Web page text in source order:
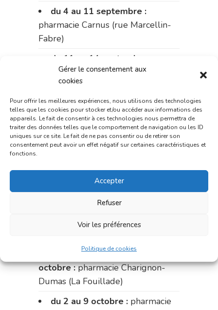
Gérer le consentement aux
cookies
Pour offrir les meilleures expériences, nous utilisons des technologies
telles que les cookies pour stocker et/ou accéder aux informations des
appareils. Le fait de consentir à ces technologies nous permettra de
traiter des données telles que le comportement de navigation ou les ID
uniques sur ce site. Le fait de ne pas consentir ou de retirer son
consentement peut avoir un effet négatif sur certaines caractéristiques et
fonctions.
Accepter
Refuser
Voir les préférences
Politique de cookies
du 4 au 11 septembre :
pharmacie Carnus (rue Marcellin-
Fabre)
du 11 au 14 septembre :
pharmacie Dupont (place de la
République)
Le 14 septembre :pharmacie
Charignon-Dumas (La Fouillade)
du 14 au 18 septembre :
du 18 au 25 septembre :
pharmacie Fontanges
du 25 au 28 septembre :
pharmacie du marché (2 allées
Du 28 septembre au 1er
octobre :pharmacie Charignon-
Dumas (La Fouillade)
du 2 au 9 octobre : pharmacie